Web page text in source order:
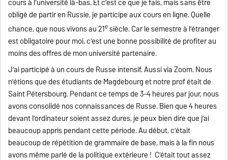
cours à l'université là-bas. Et c’est ce que je fais, mais sans être
obligé de partir en Russie, je participe aux cours en ligne. Quelle
chance, que nous vivons au 21esiècle. Car le semestre à l’étranger
est obligatoire pour moi, c’est une bonne possibilité de profiter au
moins des offres de mon université partenaire.
J’ai participé à un cours de Russe intensif. Aussi via Zoom. Nous
n’étions que des étudiants de Magdebourg et notre prof était de
Saint Pétersbourg. Pendant ce temps de 3-4 heures par jour, nous
avons consolidé nos connaissances de Russe. Bien que 4 heures
devant l’ordinateur soient assez dures, je peux bien dire que j’ai
beaucoup appris pendant cette période. Au début, c’était
beaucoup de répétition de grammaire de base, mais à la fin nous
avons même parlé de la politique extérieure ! C’était tout assez